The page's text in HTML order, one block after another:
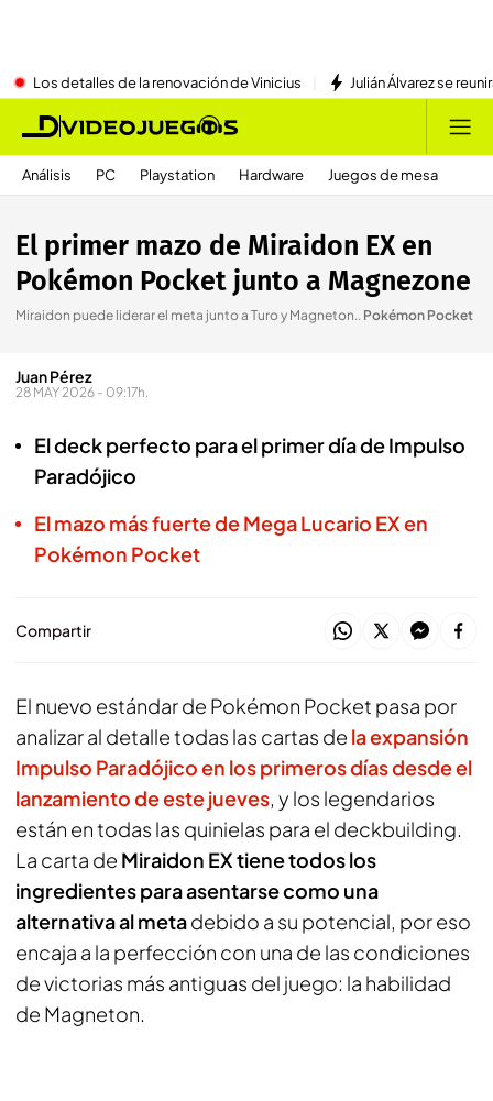
Los detalles de la renovación de Vinicius Julián Álvarez se
Análisis PC Playstation Hardware Juegos de mesa
El primer mazo de Miraidon EX en
Pokémon Pocket junto a Magnezone
Miraidon puede liderar el meta junto a Turo y Magneton.. Pokémon Pocket
Juan Pérez
28 MAY 2026 - 09:17h.
El deck perfecto para el primer día de Impulso
Paradójico
El mazo más fuerte de Mega Lucario EX en
Pokémon Pocket
Compartir
El nuevo estándar de Pokémon Pocket pasa por
analizar al detalle todas las cartas de la expansión
Impulso Paradójico en los primeros días desde el
lanzamiento de este jueves, y los legendarios
están en todas las quinielas para el deckbuilding.
La carta de Miraidon EX tiene todos los
ingredientes para asentarse como una
alternativa al metadebido a su potencial, por eso
encaja a la perfección con una de las condiciones
de victorias más antiguas del juego: la habilidad
de Magneton.